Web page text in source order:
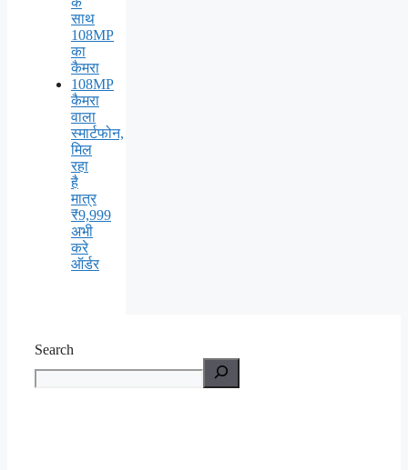
साथ
108MP
का
कैमरा
108MP
कैमरा
वाला
स्मार्टफोन,
मिल
रहा
है
मात्र
₹9,999
अभी
करे
ऑर्डर
Search